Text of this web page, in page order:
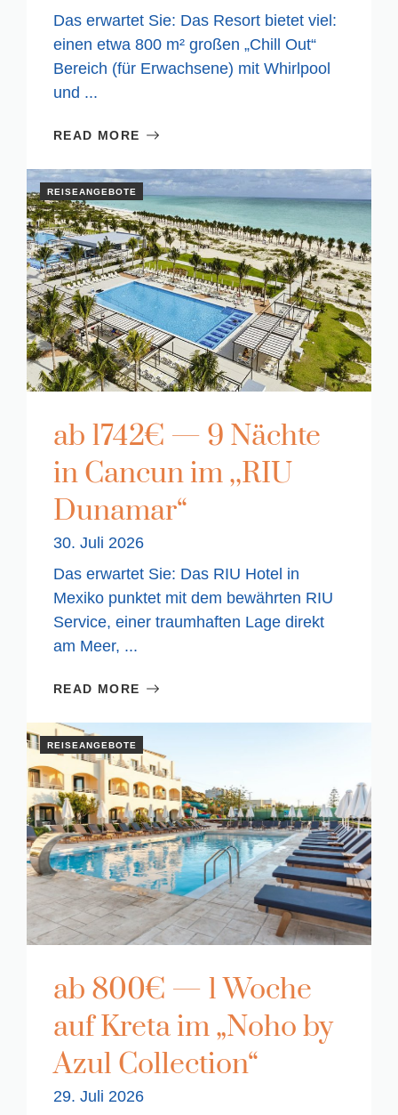
Das erwartet Sie: Das Resort bietet viel:
einen etwa 800 m² großen „Chill Out“
Bereich (für Erwachsene) mit Whirlpool
und ...
READ MORE
REISEANGEBOTE
ab 1742€ — 9 Nächte
in Cancun im ,,RIU
Dunamar“
30. Juli 2026
Das erwartet Sie: Das RIU Hotel in
Mexiko punktet mit dem bewährten RIU
Service, einer traumhaften Lage direkt
am Meer, ...
READ MORE
REISEANGEBOTE
ab 800€ — 1 Woche
auf Kreta im „Noho by
Azul Collection“
29. Juli 2026